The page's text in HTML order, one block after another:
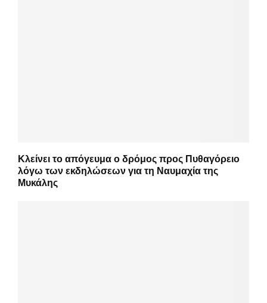
Κλείνει το απόγευμα ο δρόμος προς Πυθαγόρειο
λόγω των εκδηλώσεων για τη Ναυμαχία της
Μυκάλης